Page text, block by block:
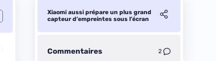
Xiaomi aussi prépare un plus grand
capteur d’empreintes sous l’écran
Commentaires 2